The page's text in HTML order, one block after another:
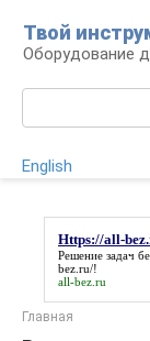
контенту
Твой
Оборудование
English
Https://all-
Решение задач
bez.ru/!
all-bez.ru
Главная